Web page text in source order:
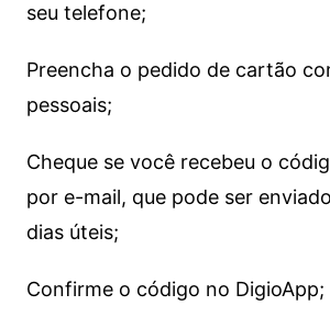
seu telefone;
Preencha o pedido de cartão
pessoais;
Cheque se você recebeu o
por e-mail, que pode ser
dias úteis;
Confirme o código no DigioApp;